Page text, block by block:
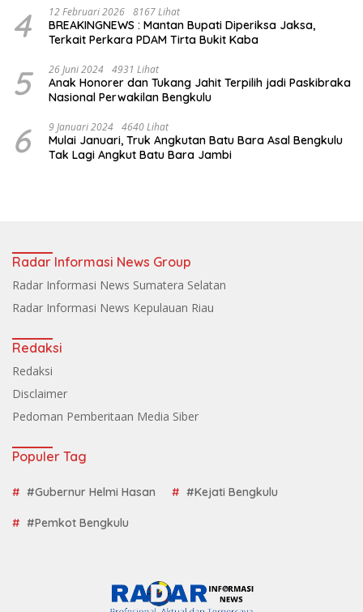
4 12 Februari 2026 8167 Lihat
BREAKINGNEWS : Mantan Bupati Diperiksa Jaksa,
Terkait Perkara PDAM Tirta Bukit Kaba
5 26 Juni 2024 4931 Lihat
Anak Honorer dan Tukang Jahit Terpilih jadi Paskibraka
Nasional Perwakilan Bengkulu
6 9 Januari 2024 4640 Lihat
Mulai Januari, Truk Angkutan Batu Bara Asal Bengkulu
Tak Lagi Angkut Batu Bara Jambi
Radar Informasi News Group
Radar Informasi News Sumatera Selatan
Radar Informasi News Kepulauan Riau
Redaksi
Redaksi
Disclaimer
Pedoman Pemberitaan Media Siber
Populer Tag
#Gubernur Helmi Hasan #Kejati Bengkulu
#Pemkot Bengkulu